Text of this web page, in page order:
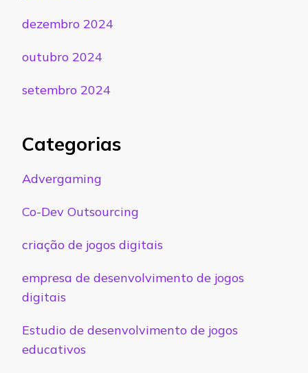
dezembro 2024
outubro 2024
setembro 2024
Categorias
Advergaming
Co-Dev Outsourcing
criação de jogos digitais
empresa de desenvolvimento de jogos
digitais
Estudio de desenvolvimento de jogos
educativos